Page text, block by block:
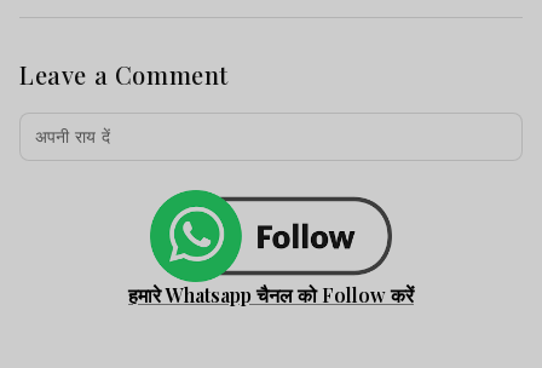
Leave a Comment
हमारे Whatsapp चैनल को Follow करें